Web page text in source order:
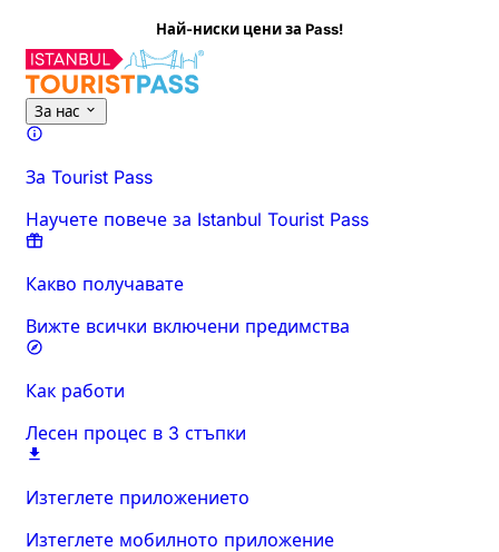
ниски цени за Pass!
За нас
За Tourist Pass
Научете повече за Istanbul Tourist Pass
Какво получавате
Вижте всички включени предимства
Как работи
Лесен процес в 3 стъпки
Изтеглете приложението
Изтеглете мобилното приложение
Часове и продължителност